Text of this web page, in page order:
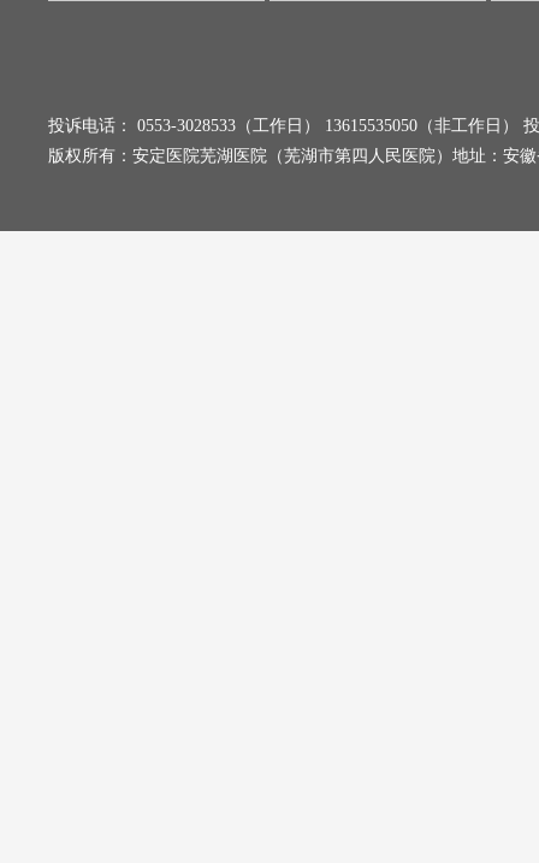
投诉电话： 0553-3028533（工作日） 13615535050（非工作日）
版权所有：安定医院芜湖医院（芜湖市第四人民医院）地址：